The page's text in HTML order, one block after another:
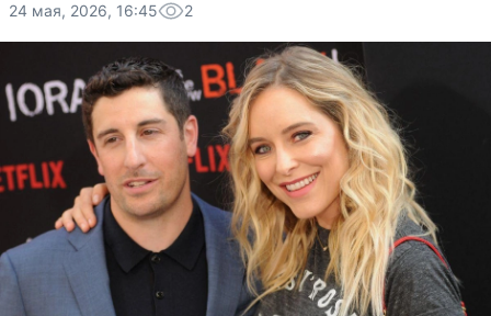
24 мая, 2026, 16:45 2